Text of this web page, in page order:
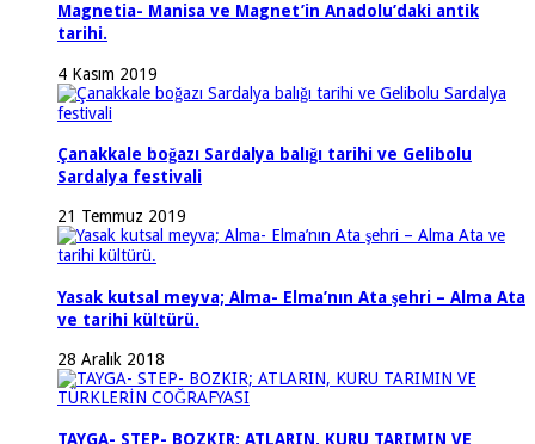
Magnetia- Manisa ve Magnet’in Anadolu’daki antik
tarihi.
4 Kasım 2019
Çanakkale boğazı Sardalya balığı tarihi ve Gelibolu
Sardalya festivali
21 Temmuz 2019
Yasak kutsal meyva; Alma- Elma’nın Ata şehri – Alma Ata
ve tarihi kültürü.
28 Aralık 2018
TAYGA- STEP- BOZKIR; ATLARIN, KURU TARIMIN VE